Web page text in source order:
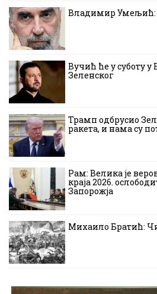
Владимир Умељић:
Вучић ће у суботу у
Зеленског
Трамп одбрусио
ракета, и нама су
Рам: Велика је
краја 2026.
Запорожја
Михаило Братић: